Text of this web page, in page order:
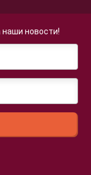
наши новости!